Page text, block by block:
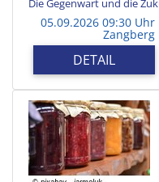
05.09.2026 09:30 Uhr
Zangberg
DETAIL